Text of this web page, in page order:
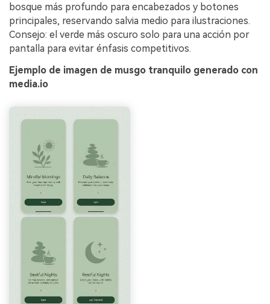
bosque más profundo para encabezados y botones
principales, reservando salvia medio para ilustraciones.
Consejo: el verde más oscuro solo para una acción por
pantalla para evitar énfasis competitivos.
Ejemplo de imagen de musgo tranquilo generado con
media.io